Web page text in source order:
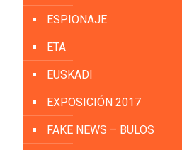
ESPIONAJE
ETA
EUSKADI
EXPOSICIÓN 2017
FAKE NEWS – BULOS